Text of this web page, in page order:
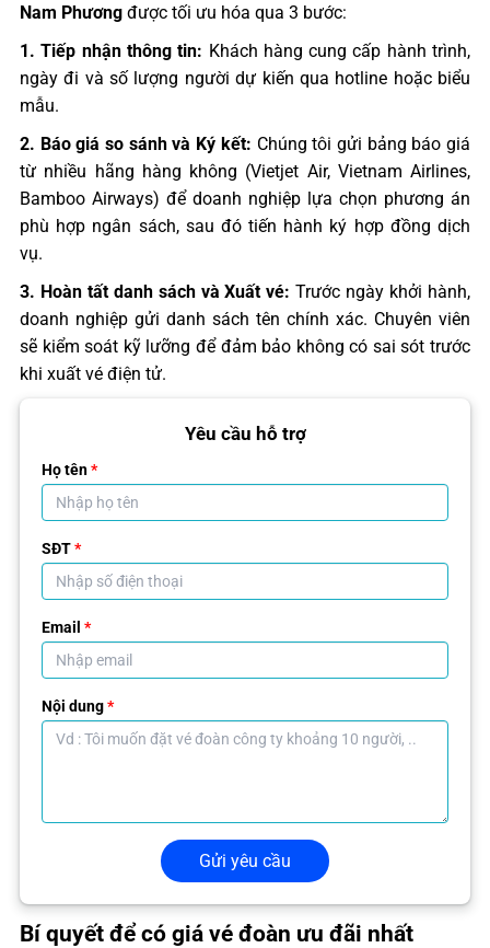
Nam Phương được tối ưu hóa qua 3 bước:
1. Tiếp nhận thông tin: Khách hàng cung cấp hành trình,
ngày đi và số lượng người dự kiến qua hotline hoặc biểu
mẫu.
2. Báo giá so sánh và Ký kết: Chúng tôi gửi bảng báo giá
từ nhiều hãng hàng không (Vietjet Air, Vietnam Airlines,
Bamboo Airways) để doanh nghiệp lựa chọn phương án
phù hợp ngân sách, sau đó tiến hành ký hợp đồng dịch
vụ.
3. Hoàn tất danh sách và Xuất vé: Trước ngày khởi hành,
doanh nghiệp gửi danh sách tên chính xác. Chuyên viên
sẽ kiểm soát kỹ lưỡng để đảm bảo không có sai sót trước
khi xuất vé điện tử.
Yêu cầu hỗ trợ
Họ tên*
SĐT*
Email *
Nội dung*
Gửi yêu cầu
Bí quyết để có giá vé đoàn ưu đãi nhất